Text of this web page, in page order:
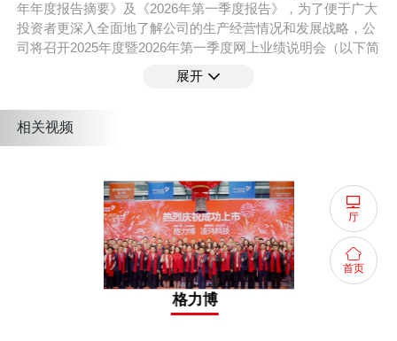
年年度报告摘要》及《2026年第一季度报告》，为了便于广大
投资者更深入全面地了解公司的生产经营情况和发展战略，公
司将召开2025年度暨2026年第一季度网上业绩说明会（以下简
称“本次业绩说明会”）。公司将在信息披露允许的范围内就投
资者普遍关注的问题进行回答。
支持平台 :
格力博 董事长、总经理
展开
相关视频
格力博
厅
首页